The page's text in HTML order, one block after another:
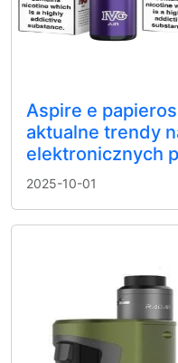
Aspire e
aktualne trendy
elektronicznych
2025-10-01